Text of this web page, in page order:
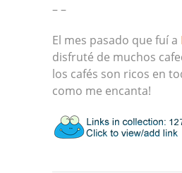
– –
El mes pasado que fuí a
disfruté de muchos
los cafés son ricos en
como me encanta!